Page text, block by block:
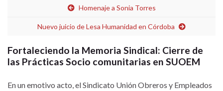
Homenaje a Sonia Torres
Nuevo juicio de Lesa Humanidad en Córdoba
Fortaleciendo la Memoria Sindical: Cierre de
las Prácticas Socio comunitarias en SUOEM
En un emotivo acto, el Sindicato Unión Obreros y Empleados